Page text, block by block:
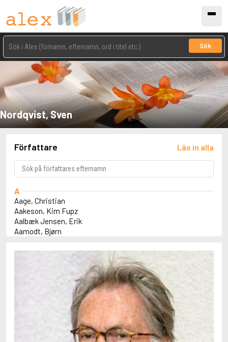
Sök
Nordqvist, Sven
Författare Läs in alla
A
Aage, Christian
Aakeson, Kim Fupz
Aalbæk Jensen, Erik
Aamodt, Bjørn
Abbey, Kieran
Abdel-Fattah, Randa